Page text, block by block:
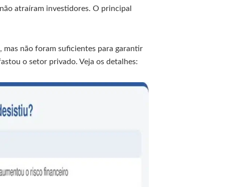
atraíram investidores. O principal
mas não foram suficientes para garantir
o setor privado. Veja os detalhes: